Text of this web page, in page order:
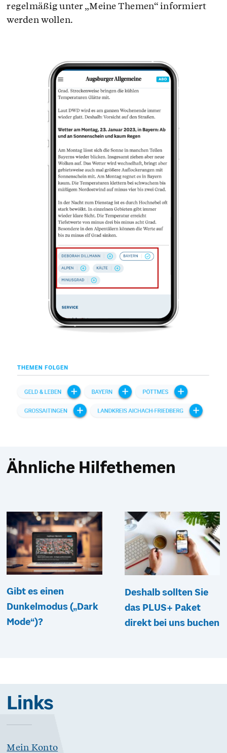
regelmäßig unter „Meine Themen“ informiert
werden wollen.
Ähnliche Hilfethemen
Gibt es einen
Dunkelmodus („Dark
Mode“)?
Deshalb sollten Sie
das PLUS+ Paket
direkt bei uns buchen
Links
Mein Konto